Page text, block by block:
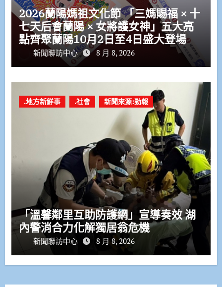
2026蘭陽媽祖文化節 「三媽賜福 × 十
七天后會蘭陽 × 女將護女神」五大亮
點齊聚蘭陽10月2日至4日盛大登場
新聞聯訪中心 8 月 8, 2026
.地方新鮮事 .社會 新聞來源:勁報
「溫馨鄰里互助防護網」宣導奏效 湖
內警消合力化解獨居翁危機
新聞聯訪中心 8 月 8, 2026